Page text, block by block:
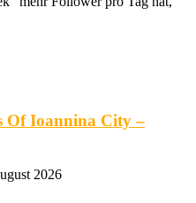
Of Ioannina City –
2026